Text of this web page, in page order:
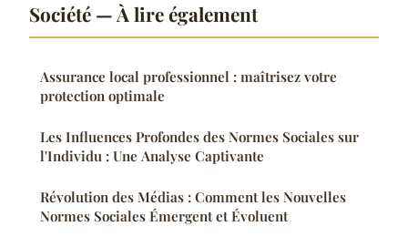
Société — À lire également
Assurance local professionnel : maîtrisez votre
protection optimale
Les Influences Profondes des Normes Sociales sur
l'Individu : Une Analyse Captivante
Révolution des Médias : Comment les Nouvelles
Normes Sociales Émergent et Évoluent